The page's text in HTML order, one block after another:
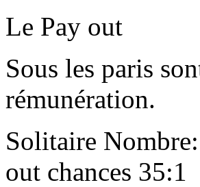
Le Pay out
Sous les paris
rémunération.
Solitaire
out chances 35:1